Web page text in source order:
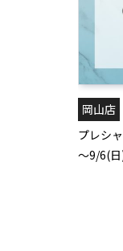
岡山店
プレシ
～9/6(